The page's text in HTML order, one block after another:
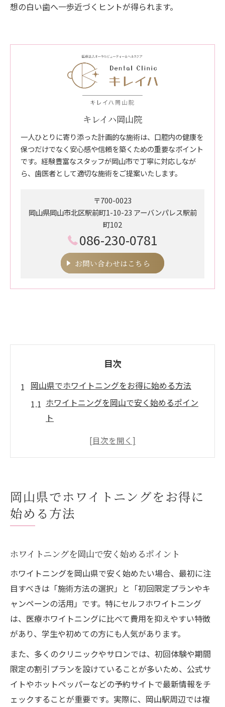
想の白い歯へ一歩近づくヒントが得られます。
キレイハ岡山院
一人ひとりに寄り添った計画的な施術は、口腔内の健康を
保つだけでなく安心感や信頼を築くための重要なポイント
です。経験豊富なスタッフが岡山市で丁寧に対応しなが
ら、歯医者として適切な施術をご提案いたします。
〒700-0023
岡山県岡山市北区駅前町1-10-23 アーバンパレス駅前
町102
086-230-0781
お問い合わせはこちら
目次
岡山県でホワイトニングをお得に始める方法
ホワイトニングを岡山で安く始めるポイン
ト
岡山の安いホワイトニング選びの基本
ホワイトニング岡山の料金相場と比較のコ
ツ
岡山でホワイトニング料金を抑える方法
ホワイトニング岡山の料金比較と選び方
安いホワイトニング岡山の費用内訳とは
岡山ホワイトニングのコース選択ポイント
ホワイトニングを岡山で安く賢く受ける秘
訣
ホワイトニングの効果と費用、その両立の秘訣
ホワイトニング岡山で効果と費用を両立す
る方法
安いホワイトニングでも白さを叶える岡山
岡山県でホワイトニングをお得に
始める方法
ホワイトニングを岡山で安く始めるポイント
ホワイトニングを岡山県で安く始めたい場合、最初に注
目すべきは「施術方法の選択」と「初回限定プランやキ
ャンペーンの活用」です。特にセルフホワイトニング
は、医療ホワイトニングに比べて費用を抑えやすい特徴
があり、学生や初めての方にも人気があります。
また、多くのクリニックやサロンでは、初回体験や期間
限定の割引プランを設けていることが多いため、公式サ
イトやホットペッパーなどの予約サイトで最新情報をチ
ェックすることが重要です。実際に、岡山駅周辺では複